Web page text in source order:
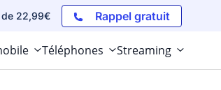
22,99€ Rappel gratuit
Téléphones Streaming